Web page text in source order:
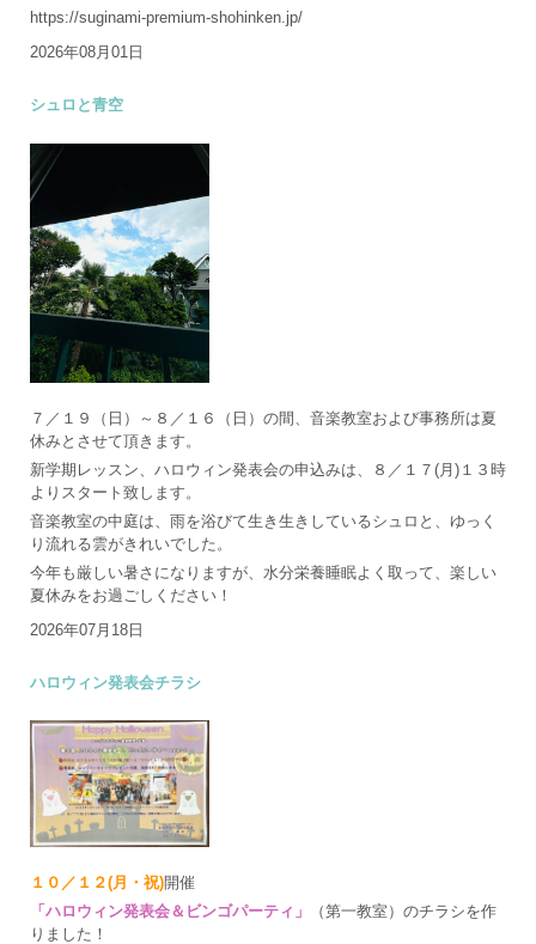
https://suginami-premium-shohinken.jp/
2026年08月01日
シュロと青空
７／１９（日）～８／１６（日）の間、音楽教室および事務所は夏
休みとさせて頂きます。
新学期レッスン、ハロウィン発表会の申込みは、８／１７(月)１３時
よりスタート致します。
音楽教室の中庭は、雨を浴びて生き生きしているシュロと、ゆっく
り流れる雲がきれいでした。
今年も厳しい暑さになりますが、水分栄養睡眠よく取って、楽しい
夏休みをお過ごしください！
2026年07月18日
ハロウィン発表会チラシ
１０／１２(月・祝)開催
「ハロウィン発表会＆ビンゴパーティ」
（第一教室）のチラシを作
りました！